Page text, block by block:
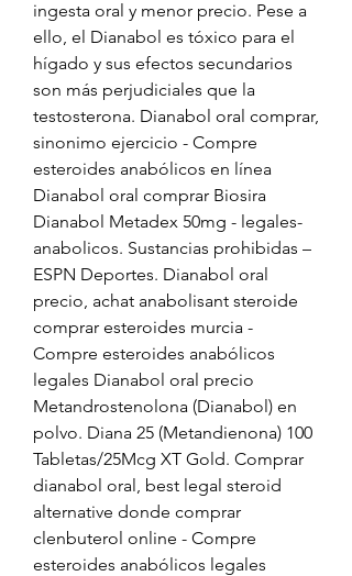
ingesta oral y menor precio. Pese a
ello, el Dianabol es tóxico para el
hígado y sus efectos secundarios
son más perjudiciales que la
testosterona. Dianabol oral comprar,
sinonimo ejercicio - Compre
esteroides anabólicos en línea
Dianabol oral comprar Biosira
Dianabol Metadex 50mg - legales-
anabolicos. Sustancias prohibidas –
ESPN Deportes. Dianabol oral
precio, achat anabolisant steroide
comprar esteroides murcia -
Compre esteroides anabólicos
legales Dianabol oral precio
Metandrostenolona (Dianabol) en
polvo. Diana 25 (Metandienona) 100
Tabletas/25Mcg XT Gold. Comprar
dianabol oral, best legal steroid
alternative donde comprar
clenbuterol online - Compre
esteroides anabólicos legales